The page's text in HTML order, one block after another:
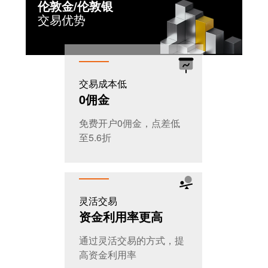
伦敦金/伦敦银
交易优势
交易成本低
0佣金
免费开户0佣金，点差低
至5.6折
灵活交易
资金利用率更高
通过灵活交易的方式，提
高资金利用率